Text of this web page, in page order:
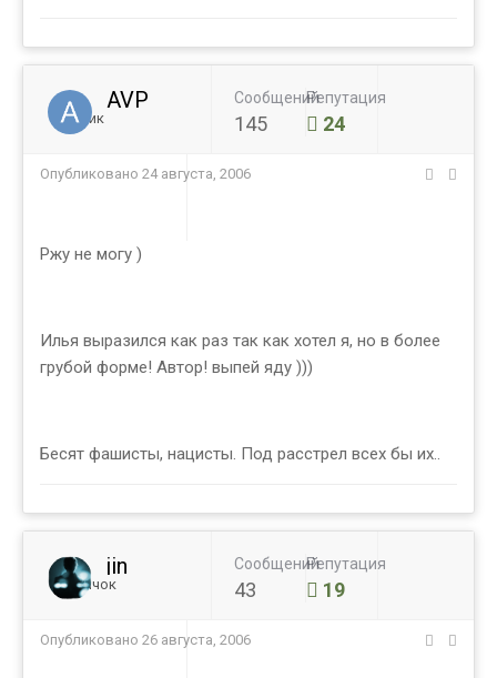
AVP
Ученик
Сообщений
145
Репутация
24
Опубликовано 24 августа, 2006
Ржу не могу )
Илья выразился как раз так как хотел я, но в более
грубой форме! Автор! выпей яду )))
Бесят фашисты, нацисты. Под расстрел всех бы их..
jin
Новичок
Сообщений
43
Репутация
19
Опубликовано 26 августа, 2006